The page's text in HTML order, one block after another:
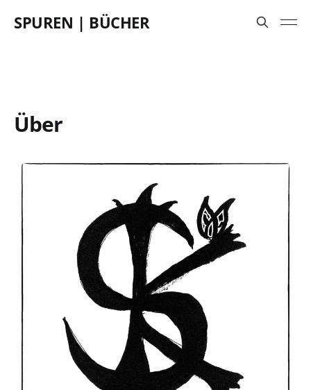
SPUREN | BÜCHER
Über